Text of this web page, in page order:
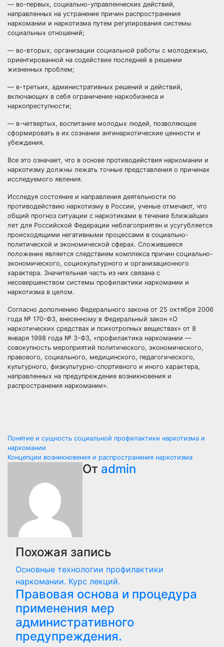
— во-первых, социально-управленческих действий,
направленных на устранение причин распространения
наркомании и наркотизма путем регулирования системы
социальных отношений;
— во-вторых, организации социальной работы с молодежью,
ориентированной на содействие последней в решении
жизненных проблем;
— в-третьих, административных решений и действий,
включающих в себя ограничение наркобизнеса и
наркопреступности;
— в-четвертых, воспитание молодых людей, позволяющее
сформировать в их сознании антинаркотические ценности и
убеждения.
Все это означает, что в основе противодействия наркомании и
наркотизму должны лежать точные представления о причинах
исследуемого явления.
Исследуя состояние и направления деятельности по
противодействию наркотизму в России, ученые отмечают, что
общий прогноз ситуации с наркотиками в течение ближайших
лет для Российской Федерации неблагоприятен и усугубляется
происходящими негативными процессами в социально-
политической и экономической сферах. Сложившееся
положение является следствием комплекса причин социально-
экономического, социокультурного и организационного
характера. Значительная часть из них связана с
несовершенством системы профилактики наркомании и
наркотизма в целом.
Согласно дополнению Федерального закона от 25 октября 2006
года № 170-ФЗ, внесенному в Федеральный закон «О
наркотических средствах и психотропных веществах» от 8
января 1998 года № 3-ФЗ, «профилактика наркомании —
совокупность мероприятий политического, экономического,
правового, социального, медицинского, педагогического,
культурного, физкультурно-спортивного и иного характера,
направленных на предупреждение возникновения и
распространения наркомании».
Навигация
по
записям
Понятие и сущность социальной профилактики наркотизма и
наркомании
Концепции возникновения и распространения наркотизма
От admin
Похожая запись
Основные технологии профилактики
наркомании. Курс лекций.
Правовая основа и процедура
применения мер
административного
предупреждения.